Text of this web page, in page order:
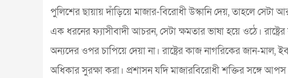
পুলিশের ছায়ায় দাঁড়িয়ে মাজার-বিরোধী উস্কানি দেয়, তাহলে
এক ধরনের ফ্যাসীবাদী আচরন, সেটা ক্ষমতার ভাষা হয়ে ওঠে।
অন্যদের ওপর চাপিয়ে দেয়া না। রাষ্ট্রের কাজ নাগরিকের জান-মাল,
অধিকার সুরক্ষা করা। প্রশাসন যদি মাজারবিরোধী শক্তির সঙ্গে